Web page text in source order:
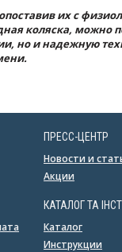
их с
коляска, можно
но и надежную
ПРЕСС-ЦЕНТР
Новости и
Акции
КАТАЛОГ ТА
Каталог
Инструкции